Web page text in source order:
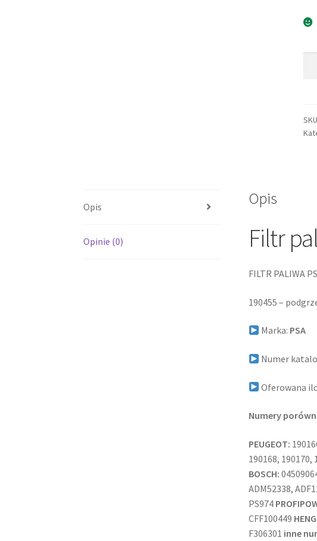
Opis
Opinie (0)
Opis
Filtr
FILTR PALIWA
190455 –
Marka: PSA
Numer
Oferowana
Numery
PEUGEOT:
190168, 190170,
BOSCH:
ADM52338,
PS974
CFF100449
F306301 inne